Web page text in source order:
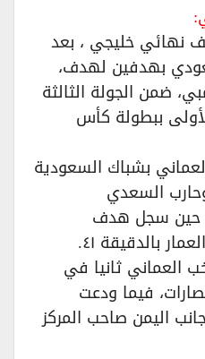
نهائي خليجي ، بعد
بهدفين لهدف،
ضمن الجولة الثالثة
ببطولة كأس
بشباك السعودية
السعدي
٣٤ و٨٤، في حين سجل هدف
بالدقيقة ٤١.
العماني ثانيا في
فيما ودعت
اليمن صاحب المركز